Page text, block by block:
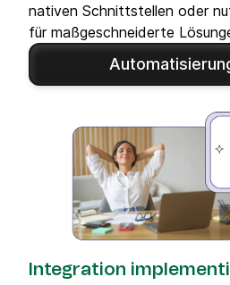
nativen Schnittstellen oder
für maßgeschneiderte
Integration